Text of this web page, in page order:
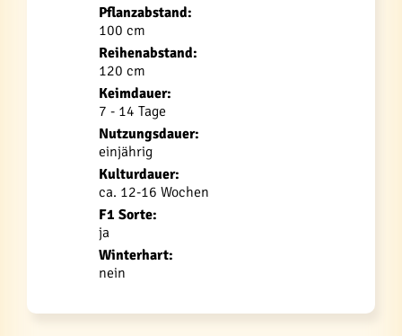
Pflanzabstand:
100 cm
Reihenabstand:
120 cm
Keimdauer:
7 - 14 Tage
Nutzungsdauer:
einjährig
Kulturdauer:
ca. 12-16 Wochen
F1 Sorte:
ja
Winterhart:
nein